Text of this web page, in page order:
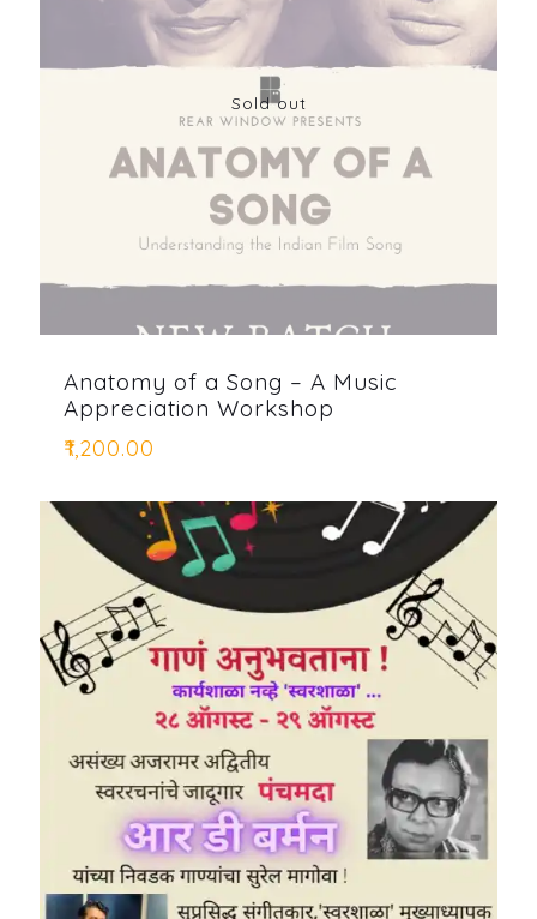
Sold out
Anatomy of a Song – A Music
Appreciation Workshop
1,200.00